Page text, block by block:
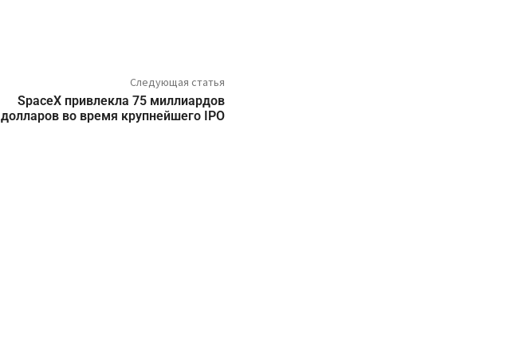
Следующая статья
SpaceX привлекла 75 миллиардов
долларов во время крупнейшего IPO